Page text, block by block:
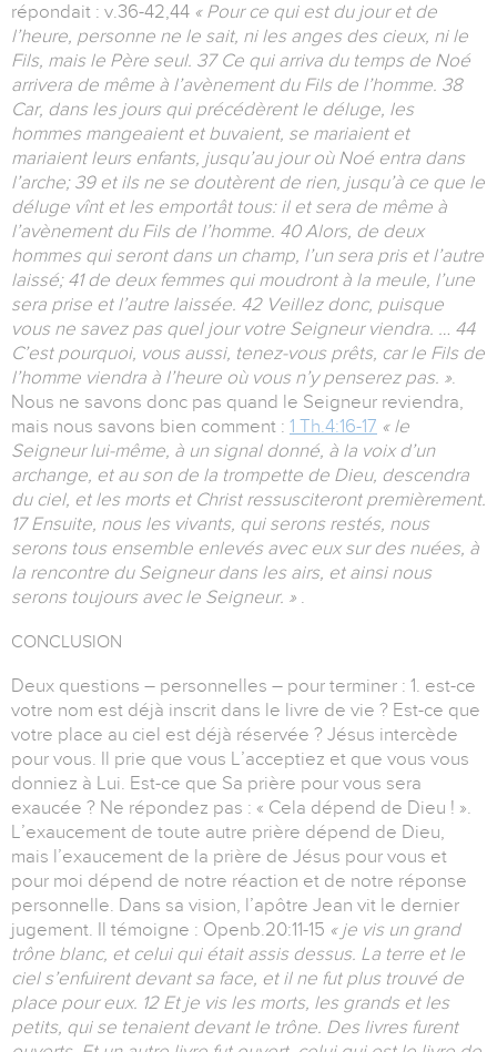
répondait : v.36-42,44 « Pour ce qui est du jour et de
l’heure, personne ne le sait, ni les anges des cieux, ni le
Fils, mais le Père seul. 37 Ce qui arriva du temps de Noé
arrivera de même à l’avènement du Fils de l’homme. 38
Car, dans les jours qui précédèrent le déluge, les
hommes mangeaient et buvaient, se mariaient et
mariaient leurs enfants, jusqu’au jour où Noé entra dans
l’arche; 39 et ils ne se doutèrent de rien, jusqu’à ce que le
déluge vînt et les emportât tous: il et sera de même à
l’avènement du Fils de l’homme. 40 Alors, de deux
hommes qui seront dans un champ, l’un sera pris et l’autre
laissé; 41 de deux femmes qui moudront à la meule, l’une
sera prise et l’autre laissée. 42 Veillez donc, puisque
vous ne savez pas quel jour votre Seigneur viendra. … 44
C’est pourquoi, vous aussi, tenez-vous prêts, car le Fils de
l’homme viendra à l’heure où vous n’y penserez pas. ».
Nous ne savons donc pas quand le Seigneur reviendra,
mais nous savons bien comment : 1 Th.4:16-17 « le
Seigneur lui-même, à un signal donné, à la voix d’un
archange, et au son de la trompette de Dieu, descendra
du ciel, et les morts et Christ ressusciteront premièrement.
17 Ensuite, nous les vivants, qui serons restés, nous
serons tous ensemble enlevés avec eux sur des nuées, à
la rencontre du Seigneur dans les airs, et ainsi nous
serons toujours avec le Seigneur. » .
CONCLUSION
Deux questions – personnelles – pour terminer : 1. est-ce
votre nom est déjà inscrit dans le livre de vie ? Est-ce que
votre place au ciel est déjà réservée ? Jésus intercède
pour vous. Il prie que vous L’acceptiez et que vous vous
donniez à Lui. Est-ce que Sa prière pour vous sera
exaucée ? Ne répondez pas : « Cela dépend de Dieu ! ».
L’exaucement de toute autre prière dépend de Dieu,
mais l’exaucement de la prière de Jésus pour vous et
pour moi dépend de notre réaction et de notre réponse
personnelle. Dans sa vision, l’apôtre Jean vit le dernier
jugement. Il témoigne : Openb.20:11-15 « je vis un grand
trône blanc, et celui qui était assis dessus. La terre et le
ciel s’enfuirent devant sa face, et il ne fut plus trouvé de
place pour eux. 12 Et je vis les morts, les grands et les
petits, qui se tenaient devant le trône. Des livres furent